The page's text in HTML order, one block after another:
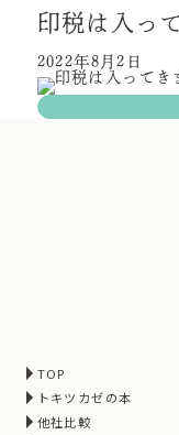
印税は入っ
2022年8月2日
TOP
トキツカゼの本
他社比較